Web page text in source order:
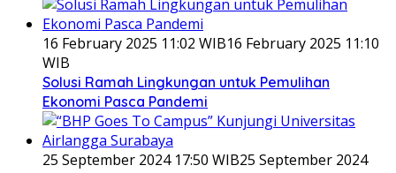
16 February 2025 11:02 WIB16 February 2025 11:10
WIB
Solusi Ramah Lingkungan untuk Pemulihan
Ekonomi Pasca Pandemi
25 September 2024 17:50 WIB25 September 2024